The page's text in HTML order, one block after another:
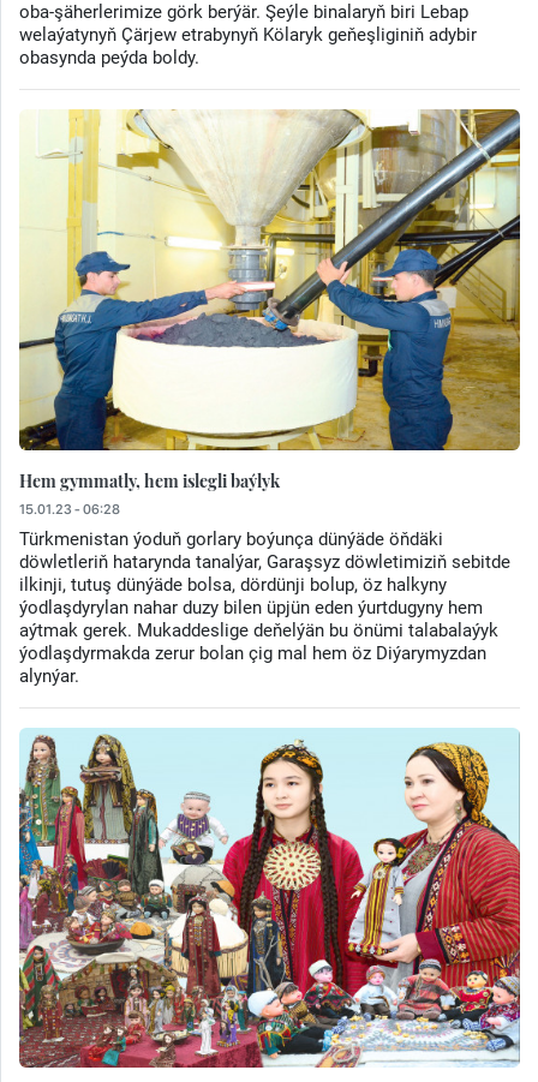
oba-şäherlerimize görk berýär. Şeýle binalaryň biri Lebap
welaýatynyň Çärjew etrabynyň Kölaryk geňeşliginiň adybir
obasynda peýda boldy.
Hem gymmatly, hem islegli baýlyk
15.01.23 - 06:28
Türkmenistan ýoduň gorlary boýunça dünýäde öňdäki
döwletleriň hatarynda tanalýar, Garaşsyz döwletimiziň sebitde
ilkinji, tutuş dünýäde bolsa, dördünji bolup, öz halkyny
ýodlaşdyrylan nahar duzy bilen üpjün eden ýurtdugyny hem
aýtmak gerek. Mukaddeslige deňelýän bu önümi talabalaýyk
ýodlaşdyrmakda zerur bolan çig mal hem öz Diýarymyzdan
alynýar.